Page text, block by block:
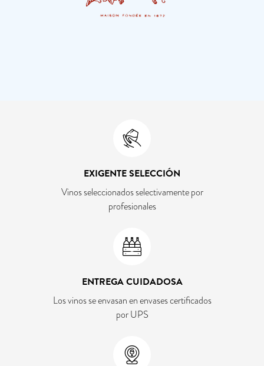
EXIGENTE SELECCIÓN
Vinos seleccionados selectivamente por
profesionales
ENTREGA CUIDADOSA
Los vinos se envasan en envases certificados
por UPS